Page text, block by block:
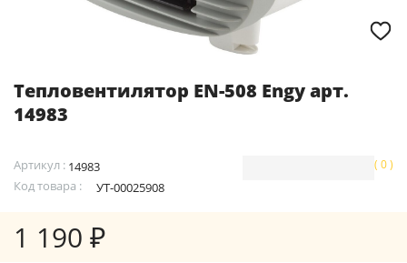
Тепловентилятор EN-508 Engy арт.
14983
Артикул : 14983
Код товара :
УТ-00025908
( 0 )
1 190 ₽